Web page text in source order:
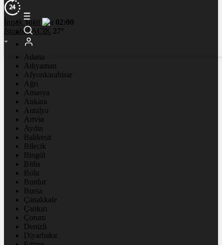
İmsakVakti
02:00
İstanbul AÇIK 27°
Adana
Adıyaman
Afyonkarahisar
Ağrı
Amasya
Ankara
Antalya
Artvin
Aydın
Balıkesir
Bilecik
Bingöl
Bitlis
Bolu
Burdur
Bursa
Çanakkale
Çankırı
Çorum
Denizli
Diyarbakır